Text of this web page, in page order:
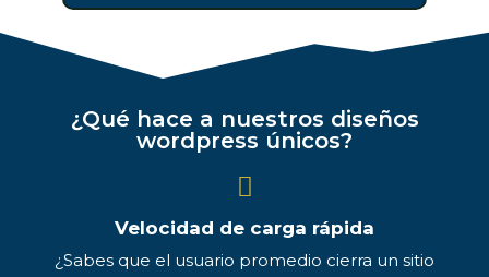
¿Qué hace a nuestros diseños
wordpress únicos?
Velocidad de carga rápida
¿Sabes que el usuario promedio cierra un sitio